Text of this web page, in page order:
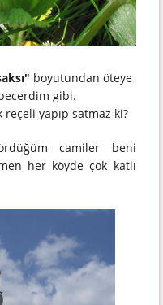
boyutundan öteye
gibi.
yapıp satmaz ki?
camiler beni
her köyde çok katlı